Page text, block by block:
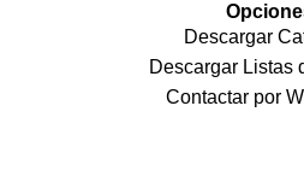
Descargar
Descargar Listas
Contactar por